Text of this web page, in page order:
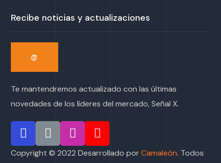
Te mantendremos actualizado con las últimas
novedades de los líderes del mercado, Señal X.
Copyright © 2022 Desarrollado porCamaleón. Todos